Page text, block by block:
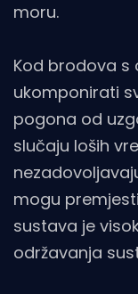
moru.
Kod brodova
ukomponirati
pogona od
slučaju loših
mogu
sustava je
održavanja